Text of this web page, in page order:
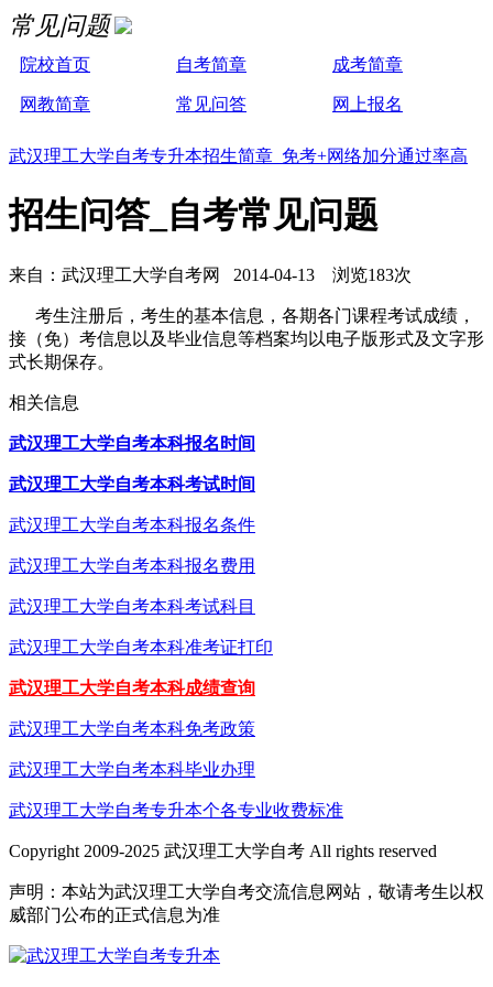
常见问题
院校首页 自考简章 成考简章
网教简章 常见问答 网上报名
武汉理工大学自考专升本招生简章 免考+网络加分通过率高
招生问答_自考常见问题
来自：武汉理工大学自考网 2014-04-13 浏览183次
考生注册后，考生的基本信息，各期各门课程考试成绩，
接（免）考信息以及毕业信息等档案均以电子版形式及文字形
式长期保存。
相关信息
武汉理工大学自考本科报名时间
武汉理工大学自考本科考试时间
武汉理工大学自考本科报名条件
武汉理工大学自考本科报名费用
武汉理工大学自考本科考试科目
武汉理工大学自考本科准考证打印
武汉理工大学自考本科成绩查询
武汉理工大学自考本科免考政策
武汉理工大学自考本科毕业办理
武汉理工大学自考专升本个各专业收费标准
Copyright 2009-2025 武汉理工大学自考 All rights reserved
声明：本站为武汉理工大学自考交流信息网站，敬请考生以权
威部门公布的正式信息为准